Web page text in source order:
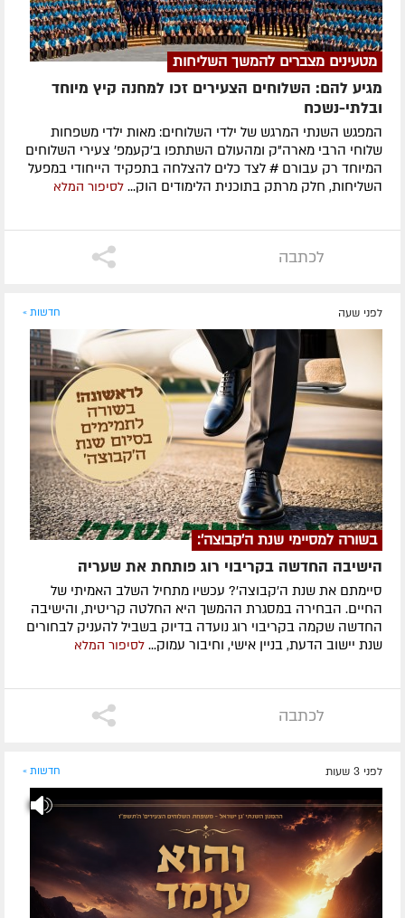
מטעינים מצברים להמשך השליחות
מגיע להם: השלוחים הצעירים זכו למחנה קיץ מיוחד
ובלתי-נשכח
המפגש השנתי המרגש של ילדי השלוחים: מאות ילדי משפחות
שלוחי הרבי מארה"ק ומהעולם השתתפו ב'קעמפ' צעירי השלוחים
המיוחד רק עבורם # לצד כלים להצלחה בתפקיד הייחודי במפעל
השליחות, חלק מרתק בתוכנית הלימודים הוק... לסיפור המלא
לכתבה
לפני שעה חדשות »
בשורה למסיימי שנת ה'קבוצה':
הישיבה החדשה בקריבוי רוג פותחת את שעריה
סיימתם את שנת ה'קבוצה'? עכשיו מתחיל השלב האמיתי של
החיים. הבחירה במסגרת ההמשך היא החלטה קריטית, והישיבה
החדשה שקמה בקריבוי רוג נועדה בדיוק בשביל להעניק לבחורים
שנת יישוב הדעת, בניין אישי, וחיבור עמוק... לסיפור המלא
לכתבה
לפני 3 שעות חדשות »